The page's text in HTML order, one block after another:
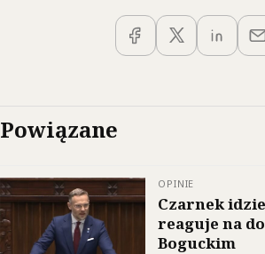
Powiązane
OPINIE
Czarnek
reaguje na
Boguckim